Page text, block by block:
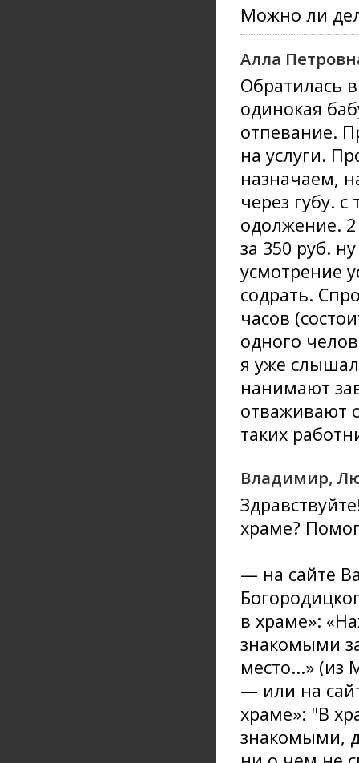
Можно ли
Алла
Обратилась
одинокая
отпевание.
на услуги.
назначаем,
через губу.
одолжение.
за 350 руб.
усмотрение
содрать.
часов
одного
я уже
нанимают
отваживают
таких
Владимир,
храме?
— на сайте
в храме»:
знакомыми
место...» (из
— или на
храме»: "В
знакомыми,